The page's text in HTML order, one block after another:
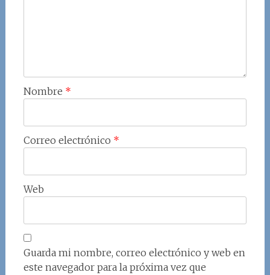
Nombre *
Correo electrónico *
Web
Guarda mi nombre, correo electrónico y web en
este navegador para la próxima vez que